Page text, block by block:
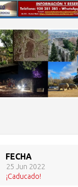
FECHA
25 Jun 2022
¡Caducado!